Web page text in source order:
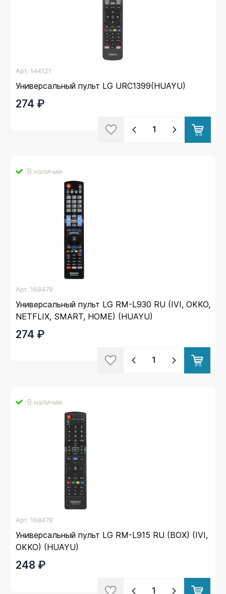
Арт. 144121
Универсальный пульт LG URC1399(HUAYU)
274 ₽
В наличии
Арт. 168479
Универсальный пульт LG RM-L930 RU (IVI, OKKO,
NETFLIX, SMART, HOME) (HUAYU)
274 ₽
В наличии
Арт. 168478
Универсальный пульт LG RM-L915 RU (BOX) (IVI,
OKKO) (HUAYU)
248 ₽